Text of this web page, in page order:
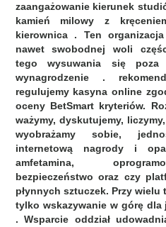
zaangażowanie kierunek
kamień milowy z
kierownica . Ten
nawet swobodnej woli
tego wysuwania się poza
wynagrodzenie .
regulujemy kasyna online
oceny BetSmart kryteriów.
ważymy, dyskutujemy,
wyobrażamy sobie,
internetową nagrody i
amfetamina,
bezpieczeństwo oraz czy
płynnych sztuczek. Przy
tylko wskazywanie w górę
. Wsparcie oddział